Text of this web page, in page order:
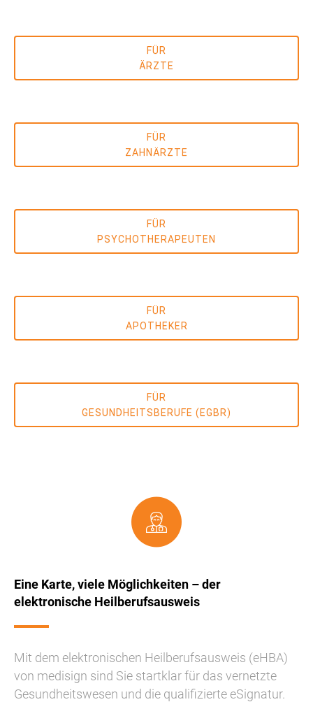
FÜR
ÄRZTE
FÜR
ZAHNÄRZTE
FÜR
PSYCHOTHERAPEUTEN
FÜR
APOTHEKER
FÜR
GESUNDHEITSBERUFE (EGBR)
Eine Karte, viele Möglichkeiten – der
elektronische Heilberufsausweis
Mit dem elektronischen Heilberufsausweis (eHBA)
von medisign sind Sie startklar für das vernetzte
Gesundheitswesen und die qualifizierte eSignatur.